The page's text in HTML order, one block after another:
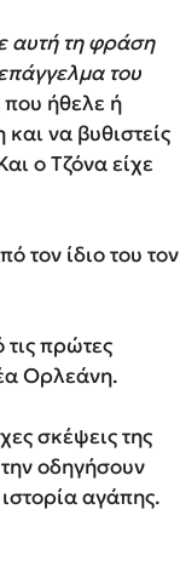
αυτή τη φράση
του
που ήθελε ή
να βυθιστείς
ο Τζόνα είχε
τον ίδιο του τον
πρώτες
Ορλεάνη.
σκέψεις της
την οδηγήσουν
αγάπης.